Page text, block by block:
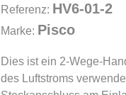
Referenz: HV6-01-2
Marke: Pisco
Dies ist ein 2-Wege-
des Luftstroms